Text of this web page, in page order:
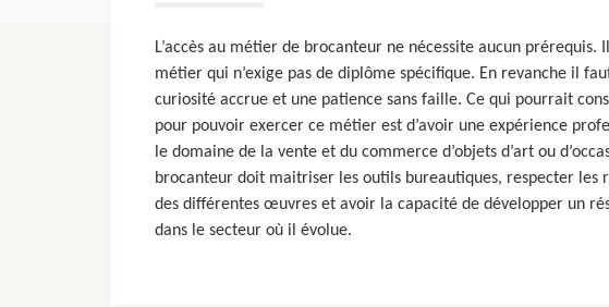
L’accès au métier de brocanteur ne nécessite aucun prérequis. Il
métier qui n’exige pas de diplôme spécifique. En revanche il
curiosité accrue et une patience sans faille. Ce qui pourrait
pour pouvoir exercer ce métier est d’avoir une expérience
le domaine de la vente et du commerce d’objets d’art ou
brocanteur doit maitriser les outils bureautiques, respecter les
des différentes œuvres et avoir la capacité de développer un
dans le secteur où il évolue.